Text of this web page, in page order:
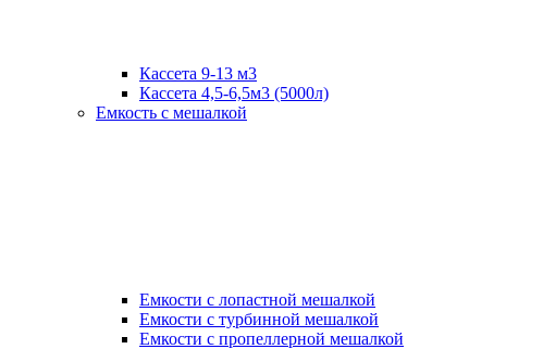
Кассета 9-13 м3
Кассета 4,5-6,5м3 (5000л)
Емкость с мешалкой
Емкости с лопастной мешалкой
Емкости с турбинной мешалкой
Емкости с пропеллерной мешалкой